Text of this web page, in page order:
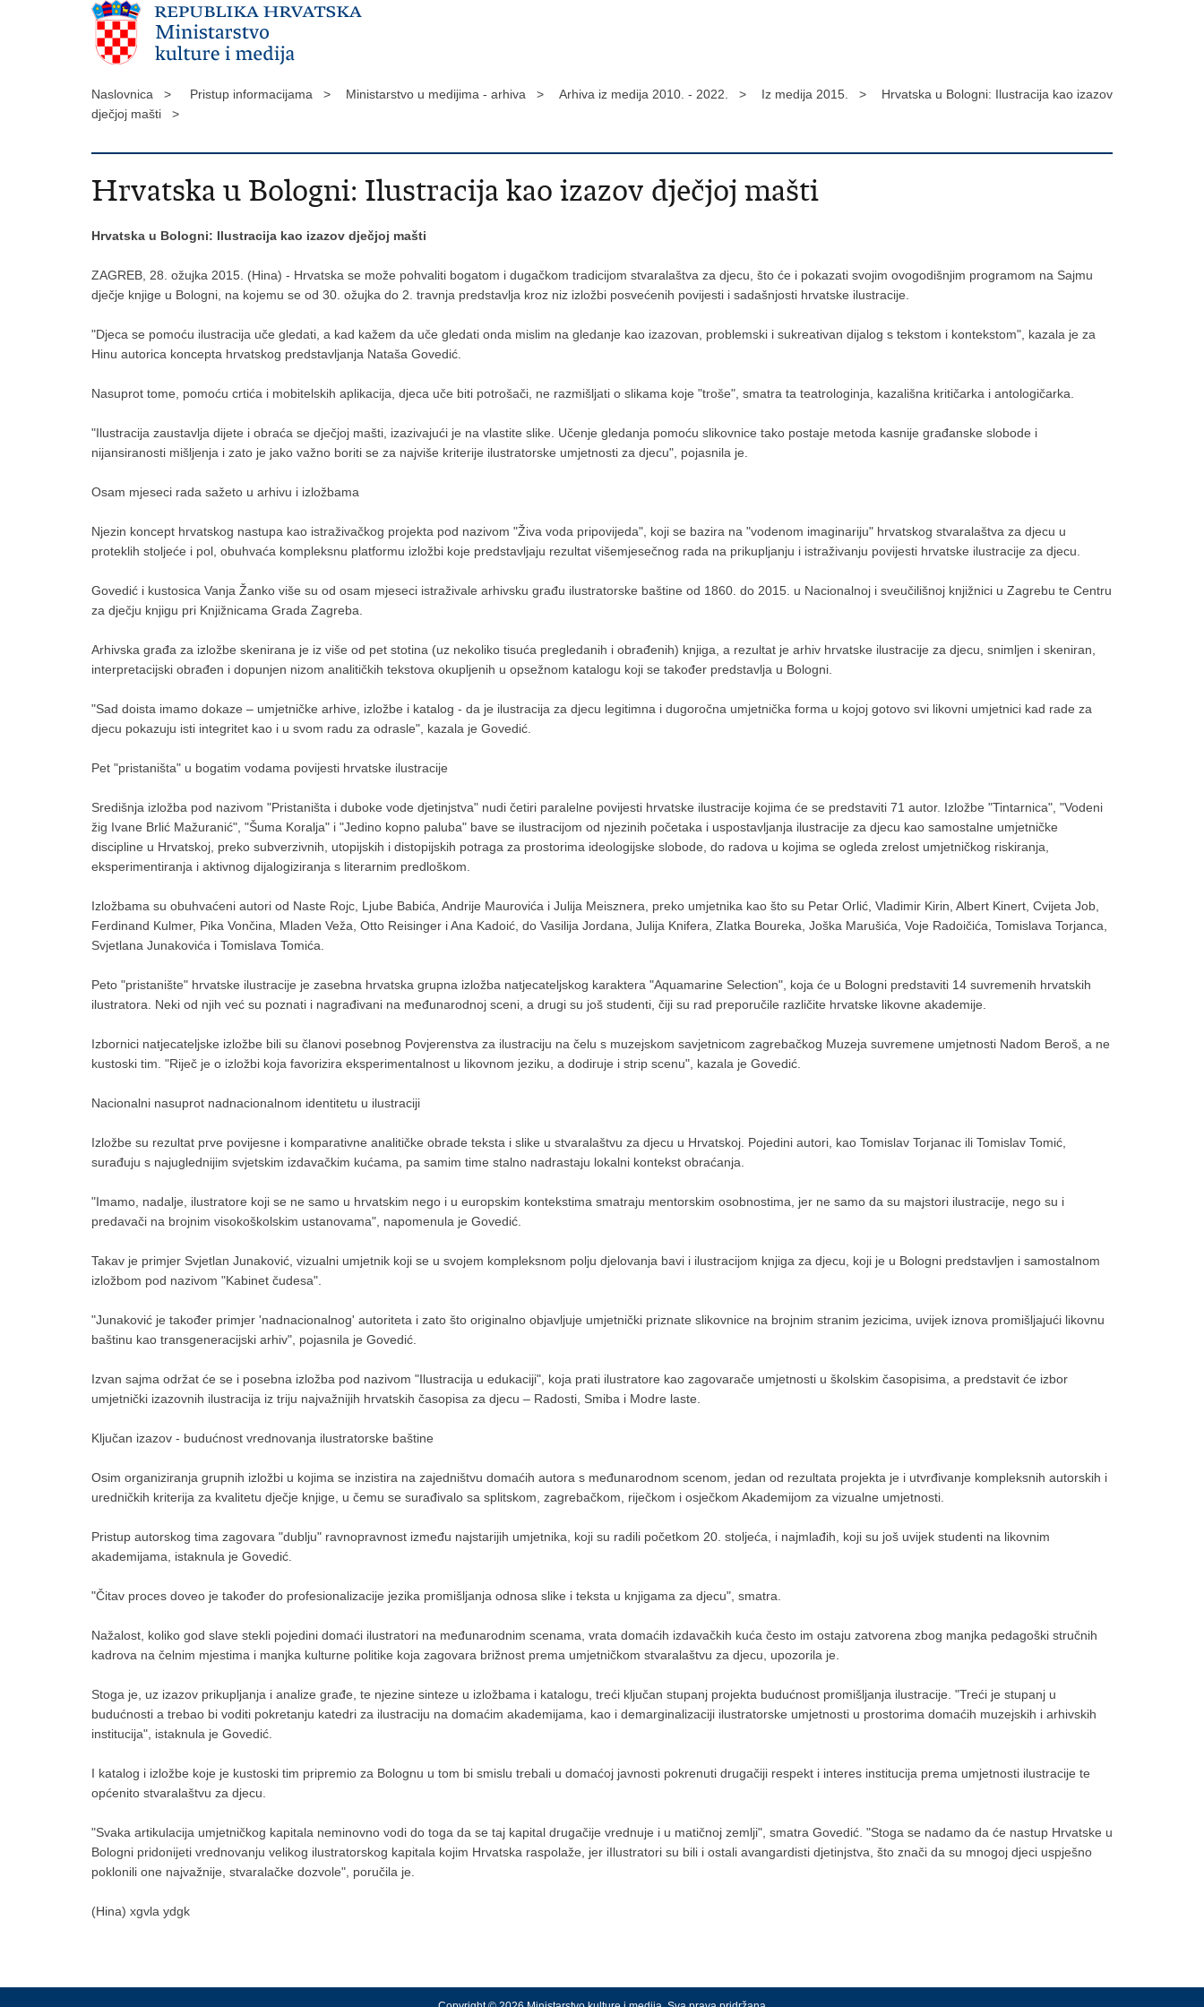
Naslovnica > Pristup informacijama > Ministarstvo u medijima - arhiva > Arhiva iz medija 2010. - 2022. > Iz medija 2015. >
Hrvatska u Bologni: Ilustracija kao izazov
dječjoj mašti >
Hrvatska u Bologni: Ilustracija kao izazov dječjoj mašti
Hrvatska u Bologni: Ilustracija kao izazov dječjoj mašti
ZAGREB, 28. ožujka 2015. (Hina) - Hrvatska se može pohvaliti bogatom i dugačkom tradicijom stvaralaštva za djecu, što će i pokazati svojim ovogodišnjim programom na Sajmu
dječje knjige u Bologni, na kojemu se od 30. ožujka do 2. travnja predstavlja kroz niz izložbi posvećenih povijesti i sadašnjosti hrvatske ilustracije.
"Djeca se pomoću ilustracija uče gledati, a kad kažem da uče gledati onda mislim na gledanje kao izazovan, problemski i sukreativan dijalog s tekstom i kontekstom", kazala je za
Hinu autorica koncepta hrvatskog predstavljanja Nataša Govedić.
Nasuprot tome, pomoću crtića i mobitelskih aplikacija, djeca uče biti potrošači, ne razmišljati o slikama koje "troše", smatra ta teatrologinja, kazališna kritičarka i antologičarka.
"Ilustracija zaustavlja dijete i obraća se dječjoj mašti, izazivajući je na vlastite slike. Učenje gledanja pomoću slikovnice tako postaje metoda kasnije građanske slobode i
nijansiranosti mišljenja i zato je jako važno boriti se za najviše kriterije ilustratorske umjetnosti za djecu", pojasnila je.
Osam mjeseci rada sažeto u arhivu i izložbama
Njezin koncept hrvatskog nastupa kao istraživačkog projekta pod nazivom "Živa voda pripovijeda", koji se bazira na "vodenom imaginariju" hrvatskog stvaralaštva za djecu u
proteklih stoljeće i pol, obuhvaća kompleksnu platformu izložbi koje predstavljaju rezultat višemjesečnog rada na prikupljanju i istraživanju povijesti hrvatske ilustracije za djecu.
Govedić i kustosica Vanja Žanko više su od osam mjeseci istraživale arhivsku građu ilustratorske baštine od 1860. do 2015. u Nacionalnoj i sveučilišnoj knjižnici u Zagrebu te Centru
za dječju knjigu pri Knjižnicama Grada Zagreba.
Arhivska građa za izložbe skenirana je iz više od pet stotina (uz nekoliko tisuća pregledanih i obrađenih) knjiga, a rezultat je arhiv hrvatske ilustracije za djecu, snimljen i skeniran,
interpretacijski obrađen i dopunjen nizom analitičkih tekstova okupljenih u opsežnom katalogu koji se također predstavlja u Bologni.
"Sad doista imamo dokaze – umjetničke arhive, izložbe i katalog - da je ilustracija za djecu legitimna i dugoročna umjetnička forma u kojoj gotovo svi likovni umjetnici kad rade za
djecu pokazuju isti integritet kao i u svom radu za odrasle", kazala je Govedić.
Pet "pristaništa" u bogatim vodama povijesti hrvatske ilustracije
Središnja izložba pod nazivom "Pristaništa i duboke vode djetinjstva" nudi četiri paralelne povijesti hrvatske ilustracije kojima će se predstaviti 71 autor. Izložbe "Tintarnica", "Vodeni
žig Ivane Brlić Mažuranić", "Šuma Koralja" i "Jedino kopno paluba" bave se ilustracijom od njezinih početaka i uspostavljanja ilustracije za djecu kao samostalne umjetničke
discipline u Hrvatskoj, preko subverzivnih, utopijskih i distopijskih potraga za prostorima ideologijske slobode, do radova u kojima se ogleda zrelost umjetničkog riskiranja,
eksperimentiranja i aktivnog dijalogiziranja s literarnim predloškom.
Izložbama su obuhvaćeni autori od Naste Rojc, Ljube Babića, Andrije Maurovića i Julija Meisznera, preko umjetnika kao što su Petar Orlić, Vladimir Kirin, Albert Kinert, Cvijeta Job,
Ferdinand Kulmer, Pika Vončina, Mladen Veža, Otto Reisinger i Ana Kadoić, do Vasilija Jordana, Julija Knifera, Zlatka Boureka, Joška Marušića, Voje Radoičića, Tomislava Torjanca,
Svjetlana Junakovića i Tomislava Tomića.
Peto "pristanište" hrvatske ilustracije je zasebna hrvatska grupna izložba natjecateljskog karaktera "Aquamarine Selection", koja će u Bologni predstaviti 14 suvremenih hrvatskih
ilustratora. Neki od njih već su poznati i nagrađivani na međunarodnoj sceni, a drugi su još studenti, čiji su rad preporučile različite hrvatske likovne akademije.
Izbornici natjecateljske izložbe bili su članovi posebnog Povjerenstva za ilustraciju na čelu s muzejskom savjetnicom zagrebačkog Muzeja suvremene umjetnosti Nadom Beroš, a ne
kustoski tim. "Riječ je o izložbi koja favorizira eksperimentalnost u likovnom jeziku, a dodiruje i strip scenu", kazala je Govedić.
Nacionalni nasuprot nadnacionalnom identitetu u ilustraciji
Izložbe su rezultat prve povijesne i komparativne analitičke obrade teksta i slike u stvaralaštvu za djecu u Hrvatskoj. Pojedini autori, kao Tomislav Torjanac ili Tomislav Tomić,
surađuju s najuglednijim svjetskim izdavačkim kućama, pa samim time stalno nadrastaju lokalni kontekst obraćanja.
"Imamo, nadalje, ilustratore koji se ne samo u hrvatskim nego i u europskim kontekstima smatraju mentorskim osobnostima, jer ne samo da su majstori ilustracije, nego su i
predavači na brojnim visokoškolskim ustanovama", napomenula je Govedić.
Takav je primjer Svjetlan Junaković, vizualni umjetnik koji se u svojem kompleksnom polju djelovanja bavi i ilustracijom knjiga za djecu, koji je u Bologni predstavljen i samostalnom
izložbom pod nazivom "Kabinet čudesa".
"Junaković je također primjer 'nadnacionalnog' autoriteta i zato što originalno objavljuje umjetnički priznate slikovnice na brojnim stranim jezicima, uvijek iznova promišljajući likovnu
baštinu kao transgeneracijski arhiv", pojasnila je Govedić.
Izvan sajma održat će se i posebna izložba pod nazivom "Ilustracija u edukaciji", koja prati ilustratore kao zagovarače umjetnosti u školskim časopisima, a predstavit će izbor
umjetnički izazovnih ilustracija iz triju najvažnijih hrvatskih časopisa za djecu – Radosti, Smiba i Modre laste.
Ključan izazov - budućnost vrednovanja ilustratorske baštine
Osim organiziranja grupnih izložbi u kojima se inzistira na zajedništvu domaćih autora s međunarodnom scenom, jedan od rezultata projekta je i utvrđivanje kompleksnih autorskih i
uredničkih kriterija za kvalitetu dječje knjige, u čemu se surađivalo sa splitskom, zagrebačkom, riječkom i osječkom Akademijom za vizualne umjetnosti.
Pristup autorskog tima zagovara "dublju" ravnopravnost između najstarijih umjetnika, koji su radili početkom 20. stoljeća, i najmlađih, koji su još uvijek studenti na likovnim
akademijama, istaknula je Govedić.
"Čitav proces doveo je također do profesionalizacije jezika promišljanja odnosa slike i teksta u knjigama za djecu", smatra.
Nažalost, koliko god slave stekli pojedini domaći ilustratori na međunarodnim scenama, vrata domaćih izdavačkih kuća često im ostaju zatvorena zbog manjka pedagoški stručnih
kadrova na čelnim mjestima i manjka kulturne politike koja zagovara brižnost prema umjetničkom stvaralaštvu za djecu, upozorila je.
Stoga je, uz izazov prikupljanja i analize građe, te njezine sinteze u izložbama i katalogu, treći ključan stupanj projekta budućnost promišljanja ilustracije. "Treći je stupanj u
budućnosti a trebao bi voditi pokretanju katedri za ilustraciju na domaćim akademijama, kao i demarginalizaciji ilustratorske umjetnosti u prostorima domaćih muzejskih i arhivskih
institucija", istaknula je Govedić.
I katalog i izložbe koje je kustoski tim pripremio za Bolognu u tom bi smislu trebali u domaćoj javnosti pokrenuti drugačiji respekt i interes institucija prema umjetnosti ilustracije te
općenito stvaralaštvu za djecu.
"Svaka artikulacija umjetničkog kapitala neminovno vodi do toga da se taj kapital drugačije vrednuje i u matičnoj zemlji", smatra Govedić. "Stoga se nadamo da će nastup Hrvatske u
Bologni pridonijeti vrednovanju velikog ilustratorskog kapitala kojim Hrvatska raspolaže, jer iIlustratori su bili i ostali avangardisti djetinjstva, što znači da su mnogoj djeci uspješno
poklonili one najvažnije, stvaralačke dozvole", poručila je.
(Hina) xgvla ydgk